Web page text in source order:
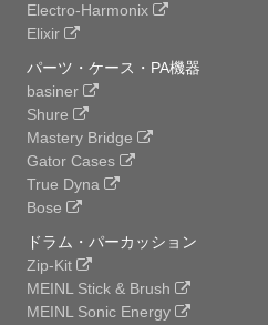
Electro-Harmonix
Elixir
パーツ・ケース・PA機器
basiner
Shure
Mastery Bridge
Gator Cases
True Dyna
Bose
ドラム・パーカッション
Zip-Kit
MEINL Stick & Brush
MEINL Sonic Energy